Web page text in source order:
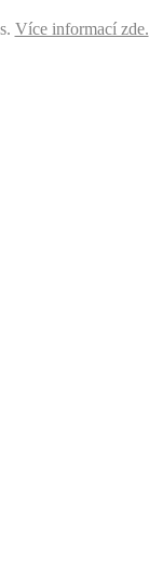
Více informací zde.